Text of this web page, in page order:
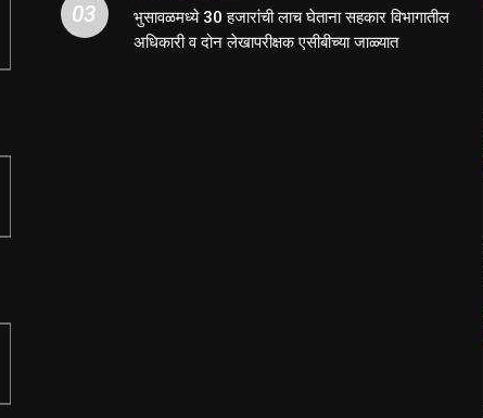
03
भुसावळमध्ये 30 हजारांची लाच घेताना सहकार विभागातील
अधिकारी व दोन लेखापरीक्षक एसीबीच्या जाळ्यात